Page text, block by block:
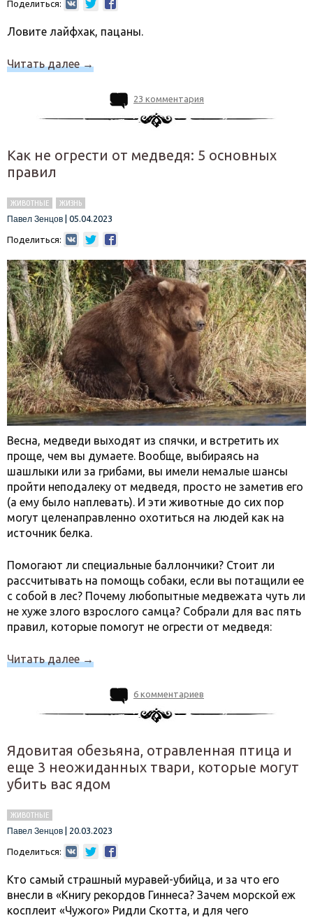
Поделиться:
Ловите лайфхак, пацаны.
Читать далее→
23 комментария
Как не огрести от медведя: 5 основных
правил
ЖИВОТНЫЕ
ЖИЗНЬ
Павел Зенцов | 05.04.2023
Поделиться:
Весна, медведи выходят из спячки, и встретить их
проще, чем вы думаете. Вообще, выбираясь на
шашлыки или за грибами, вы имели немалые шансы
пройти неподалеку от медведя, просто не заметив его
(а ему было наплевать). И эти животные до сих пор
могут целенаправленно охотиться на людей как на
источник белка.
Помогают ли специальные баллончики? Стоит ли
рассчитывать на помощь собаки, если вы потащили ее
с собой в лес? Почему любопытные медвежата чуть ли
не хуже злого взрослого самца? Собрали для вас пять
правил, которые помогут не огрести от медведя:
Читать далее→
6 комментариев
Ядовитая обезьяна, отравленная птица и
еще 3 неожиданных твари, которые могут
убить вас ядом
ЖИВОТНЫЕ
Павел Зенцов
20.03.2023
Поделиться:
Кто самый страшный муравей-убийца, и за что его
внесли в «Книгу рекордов Гиннеса? Зачем морской еж
косплеит «Чужого» Ридли Скотта, и для чего